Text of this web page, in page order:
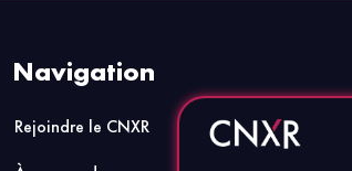
Navigation
Rejoindre le CNXR
Actualités